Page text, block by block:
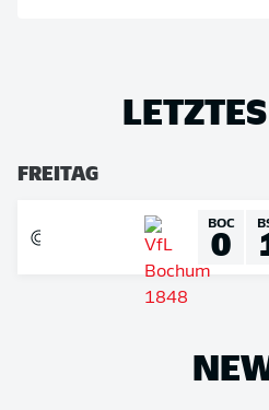
FREITAG
BOC
0